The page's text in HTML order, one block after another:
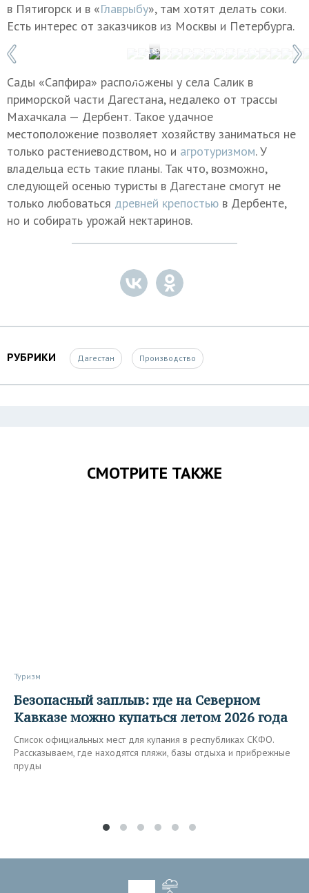
в Пятигорск и в «Главрыбу», там хотят делать соки.
Есть интерес от заказчиков из Москвы и Петербурга.
Фото: Зарема Алиева/ТАСС
1 / 18
Сады «Сапфира» расположены у села Салик в
приморской части Дагестана, недалеко от трассы
Махачкала — Дербент. Такое удачное
местоположение позволяет хозяйству заниматься не
только растениеводством, но и агротуризмом. У
владельца есть такие планы. Так что, возможно,
следующей осенью туристы в Дагестане смогут не
только любоваться древней крепостью в Дербенте,
но и собирать урожай нектаринов.
РУБРИКИ Дагестан Производство
СМОТРИТЕ ТАКЖЕ
Туризм
Безопасный заплыв: где на Северном
Кавказе можно купаться летом 2026 года
Список официальных мест для купания в республиках СКФО.
Рассказываем, где находятся пляжи, базы отдыха и прибрежные
пруды